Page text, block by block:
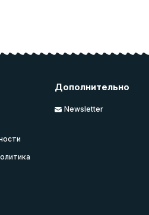
Дополнительно
Newsletter